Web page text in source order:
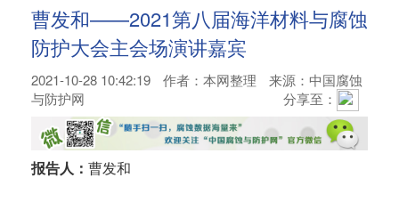
曹发和——2021第八届海洋材料与腐蚀
防护大会主会场演讲嘉宾
2021-10-28 10:42:19 作者： 本网整理
来源：中国腐蚀
与防护网
分享至：
报告人： 曹发和